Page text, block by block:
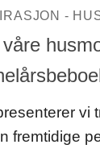
-
vi
fremtidige